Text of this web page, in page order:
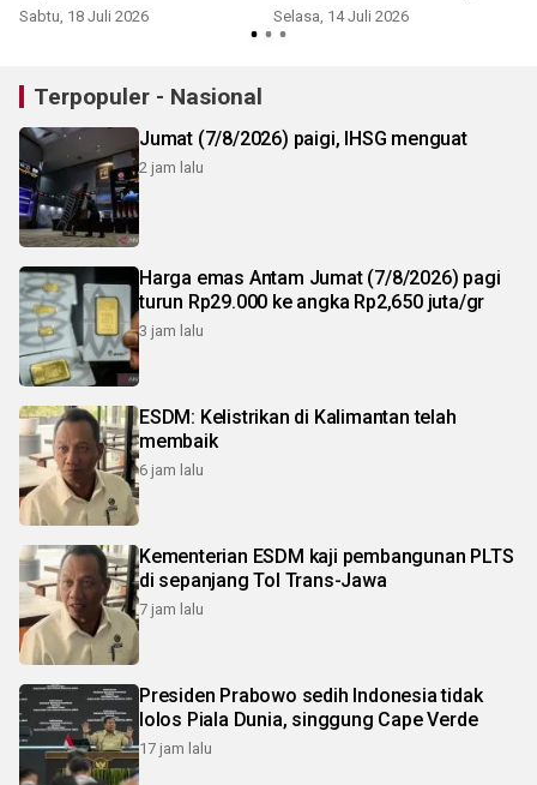
Sabtu, 18 Juli 2026 Selasa, 14 Juli 2026
Terpopuler - Nasional
Jumat (7/8/2026) paigi, IHSG menguat
2 jam lalu
Harga emas Antam Jumat (7/8/2026) pagi
turun Rp29.000 ke angka Rp2,650 juta/gr
3 jam lalu
ESDM: Kelistrikan di Kalimantan telah
membaik
6 jam lalu
Kementerian ESDM kaji pembangunan PLTS
di sepanjang Tol Trans-Jawa
7 jam lalu
Presiden Prabowo sedih Indonesia tidak
lolos Piala Dunia, singgung Cape Verde
17 jam lalu